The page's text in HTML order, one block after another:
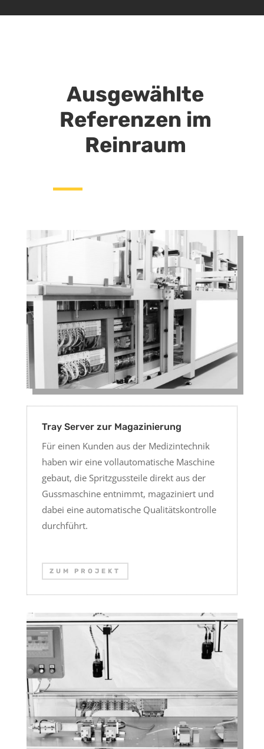
Ausgewählte
Referenzen im
Reinraum
Tray Server zur Magazinierung
Für einen Kunden aus der Medizintechnik
haben wir eine vollautomatische Maschine
gebaut, die Spritzgussteile direkt aus der
Gussmaschine entnimmt, magaziniert und
dabei eine automatische Qualitätskontrolle
durchführt.
ZUM PROJEKT